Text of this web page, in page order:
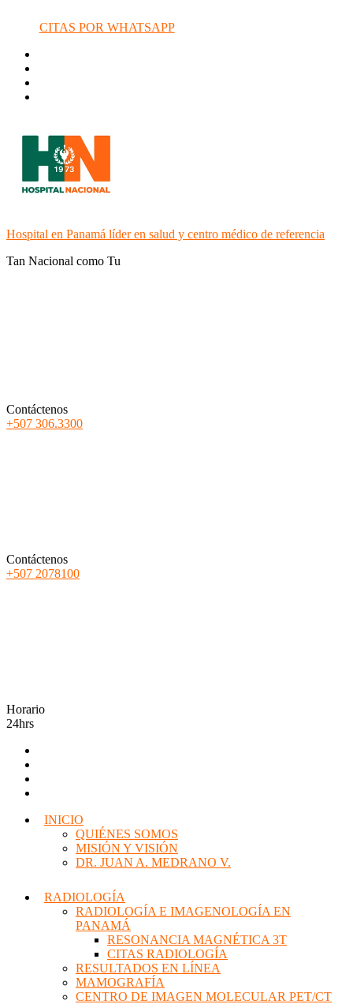
CITAS POR WHATSAPP
Hospital en Panamá líder en salud y centro médico de referencia
Tan Nacional como Tu
Contáctenos
+507 306.3300
Contáctenos
+507 2078100
Horario
24hrs
INICIO
QUIÉNES SOMOS
MISIÓN Y VISIÓN
DR. JUAN A. MEDRANO V.
RADIOLOGÍA
RADIOLOGÍA E IMAGENOLOGÍA EN
PANAMÁ
RESONANCIA MAGNÉTICA 3T
CITAS RADIOLOGÍA
RESULTADOS EN LÍNEA
MAMOGRAFÍA
CENTRO DE IMAGEN MOLECULAR PET/CT